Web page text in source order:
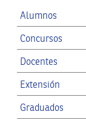
Alumnos
Concursos
Docentes
Extensión
Graduados